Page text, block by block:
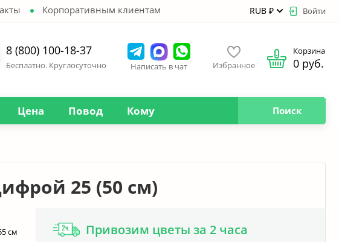
Корпоративным клиентам RUB ₽ Войти
8 (800) 100-18-37
Бесплатно. Круглосуточно Написать в чат Избранное
Корзина
0 руб.
Цена Повод Кому Поиск
25 (50 см)
см Привозим цветы за 2 часа